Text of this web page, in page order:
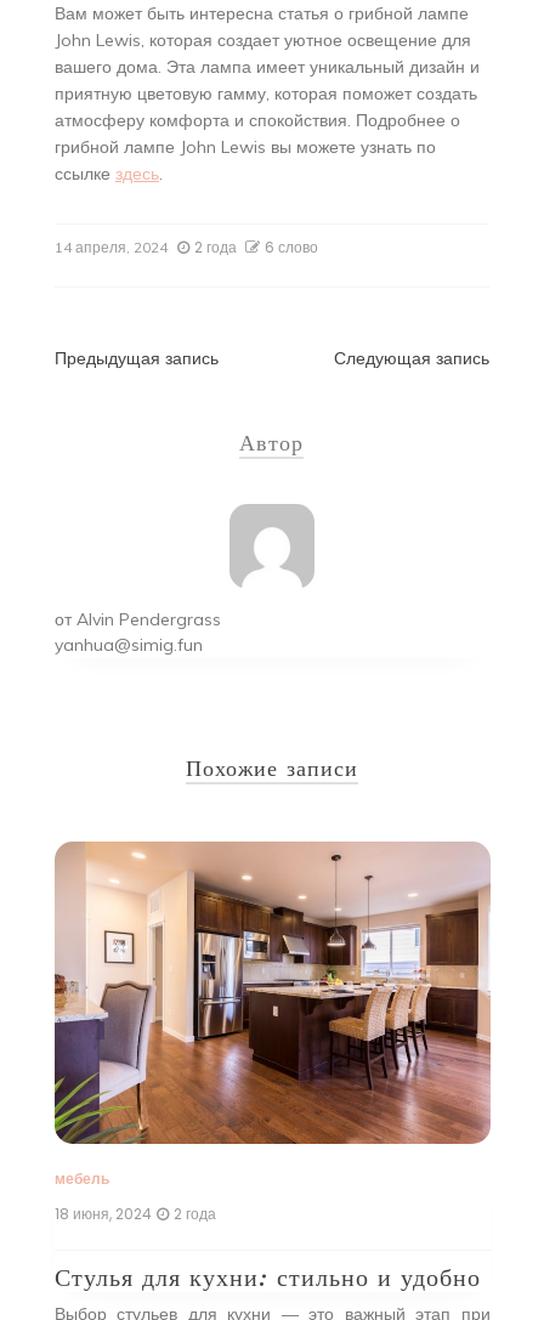
Вам может быть интересна статья о грибной лампе
John Lewis, которая создает уютное освещение для
вашего дома. Эта лампа имеет уникальный дизайн и
приятную цветовую гамму, которая поможет создать
атмосферу комфорта и спокойствия. Подробнее о
грибной лампе John Lewis вы можете узнать по
ссылке здесь.
14 апреля, 2024 2 года 6 слово
Навигация
Предыдущая запись Следующая запись
Автор
от Alvin Pendergrass
yanhua@simig.fun
Похожие записи
мебель
18 июня, 2024 2 года
Стулья для кухни: стильно и удобно
Выбор стульев для кухни — это важный этап при